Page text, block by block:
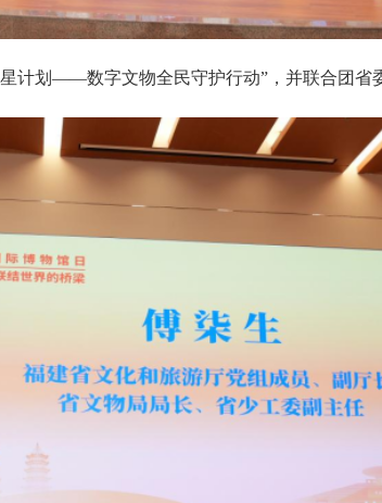
计划——数字文物全民守护行动”，并联合团省